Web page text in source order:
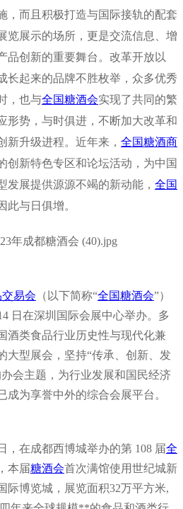
，而且积极打造与国际接轨的配套
览展示的场所，更是交流信息、增
品创新的重要舞台。改革开放以
长起来的品牌不胜枚举，众多优秀
，也与全国糖酒会实现了共同的繁
形势，与时俱进，不断加大改革和
新升级进程。近年来， 全国糖酒商
创新特色专区和论坛活动，为中国
发展提供源源不竭的新动能， 全国
此与日俱增。
易会 （以下简称“全国糖酒会”）
日在深圳国际会展中心举办。多
酒类食品行业历史性与现代化兼
大型展会，坚持“传承、创新、发
会主题，为行业发展和国民经济
为享誉中外的综合会展平台。
，在成都西博城举办的第 108 届全
本届糖酒会首次满馆使用世纪城新
际博览城，展览面积32万平方米,